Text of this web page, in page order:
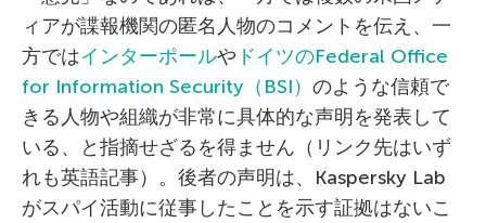
ィアが諜報機関の匿名人物のコメントを伝え、一
方ではインターポールや ドイツのFederal Office
for Information Security（BSI） のような信頼で
きる人物や組織が非常に具体的な声明を発表して
いる、と指摘せざるを得ません（リンク先はいず
れも英語記事）。後者の声明は、Kaspersky Lab
がスパイ活動に従事したことを示す証拠はないこ